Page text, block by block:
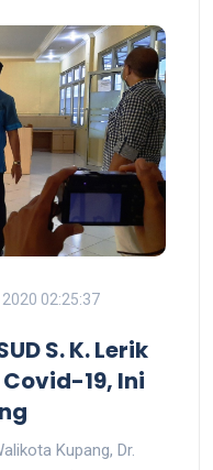
02:25:37
S. K. Lerik
19, Ini
Kupang, Dr.